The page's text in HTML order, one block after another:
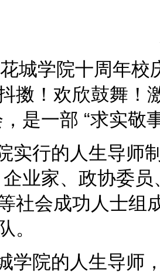
城学院十周年校
擞！欢欣鼓舞！
是一部 “求实敬
实行的人生导师
企业家、政协委
社会成功人士组
。
学院的人生导师